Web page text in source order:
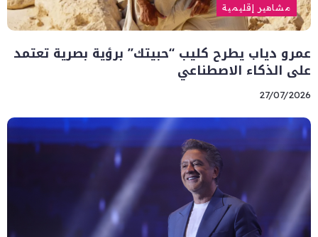
مشاهير إقليمية
عمرو دياب يطرح كليب “حبيتك” برؤية بصرية تعتمد
على الذكاء الاصطناعي
27/07/2026